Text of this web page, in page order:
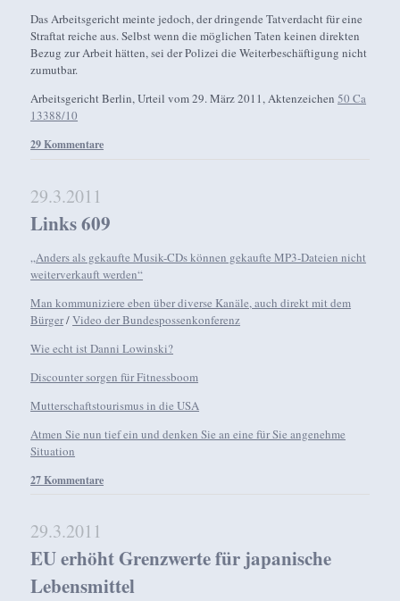
Das Arbeitsgericht meinte jedoch, der dringende Tatverdacht für eine
Straftat reiche aus. Selbst wenn die möglichen Taten keinen direkten
Bezug zur Arbeit hätten, sei der Polizei die Weiterbeschäftigung nicht
zumutbar.
Arbeitsgericht Berlin, Urteil vom 29. März 2011, Aktenzeichen50 Ca
13388/10
29 Kommentare
29.3.2011
Links 609
„Anders als gekaufte Musik-CDs können gekaufte MP3-Dateien nicht
weiterverkauft werden“
Man kommuniziere eben über diverse Kanäle, auch direkt mit dem
Bürger/Video der Bundespossenkonferenz
Wie echt ist Danni Lowinski?
Discounter sorgen für Fitnessboom
Mutterschaftstourismus in die USA
Atmen Sie nun tief ein und denken Sie an eine für Sie angenehme
Situation
27 Kommentare
29.3.2011
EU erhöht Grenzwerte für japanische
Lebensmittel